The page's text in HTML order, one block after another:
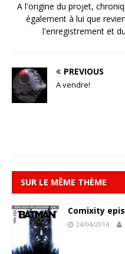
A l'origine du projet,
également à lui que
l'enregistrement et
PREVIOUS
A vendre!
SUR LE MÊME THÈME
Comixity
24/04/2014